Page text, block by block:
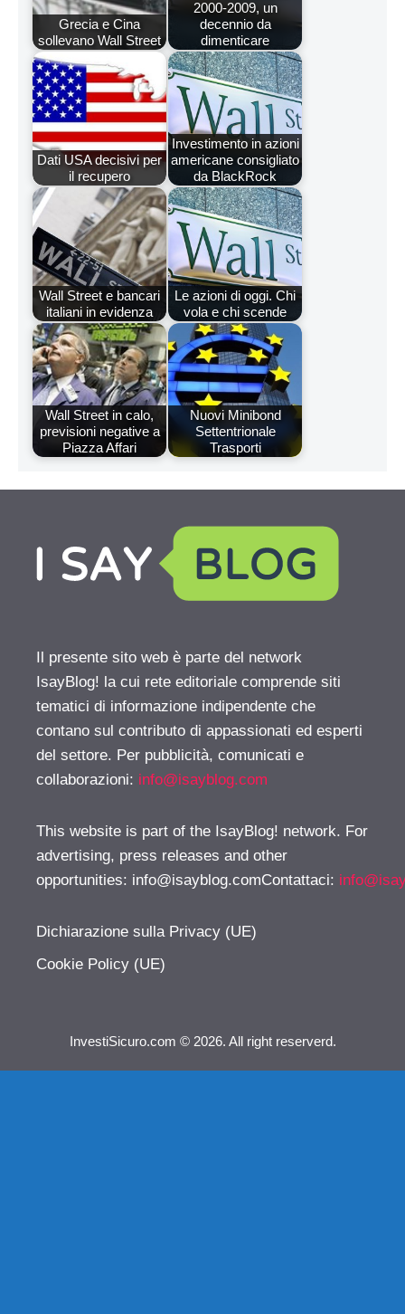
Grecia e Cina
sollevano Wall Street
2000-2009, un
decennio da
dimenticare
Dati USA decisivi per
il recupero
Investimento in azioni
americane consigliato
da BlackRock
Wall Street e bancari
italiani in evidenza
Le azioni di oggi. Chi
vola e chi scende
Wall Street in calo,
previsioni negative a
Piazza Affari
Nuovi Minibond
Settentrionale
Trasporti
Il presente sito web è parte del network
IsayBlog! la cui rete editoriale comprende siti
tematici di informazione indipendente che
contano sul contributo di appassionati ed esperti
del settore. Per pubblicità, comunicati e
collaborazioni: info@isayblog.com
This website is part of the IsayBlog! network. For
advertising, press releases and other
opportunities: info@isayblog.comContattaci:
Dichiarazione sulla Privacy (UE)
Cookie Policy (UE)
InvestiSicuro.com © 2026. All right reserverd.